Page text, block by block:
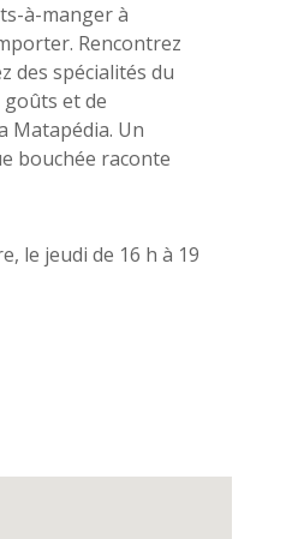
à-manger à
Rencontrez
des spécialités du
et de
Matapédia. Un
bouchée raconte
le jeudi de 16 h à 19